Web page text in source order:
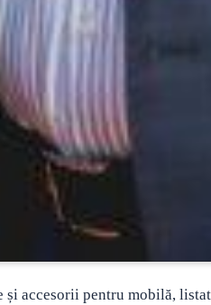
accesorii pentru mobilă,